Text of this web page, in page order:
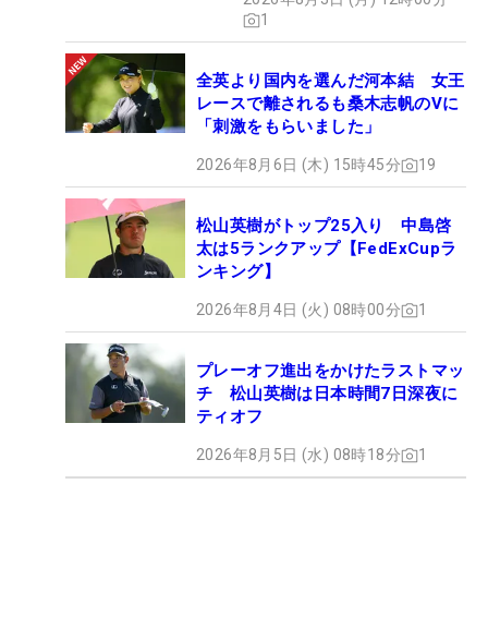
1
全英より国内を選んだ河本結 女王
レースで離されるも桑木志帆のVに
「刺激をもらいました」
2026年8月6日 (木) 15時45分 19
松山英樹がトップ25入り 中島啓
太は5ランクアップ【FedExCupラ
ンキング】
2026年8月4日 (火) 08時00分 1
プレーオフ進出をかけたラストマッ
チ 松山英樹は日本時間7日深夜に
ティオフ
2026年8月5日 (水) 08時18分 1